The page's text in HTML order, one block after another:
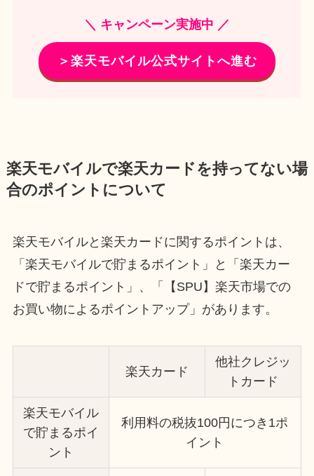
＼ キャンペーン実施中 ／
＞楽天モバイル公式サイトへ進む
楽天モバイルで楽天カードを持ってない場
合のポイントについて
楽天モバイルと楽天カードに関するポイントは、
「楽天モバイルで貯まるポイント」と「楽天カー
ドで貯まるポイント」、「【SPU】楽天市場での
お買い物によるポイントアップ」があります。
楽天カード
他社クレジッ
トカード
楽天モバイル
で貯まるポイ
ント
利用料の税抜100円につき1ポ
イント